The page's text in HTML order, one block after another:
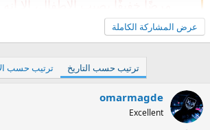
مرضًا خفيفًا يصيب الأطفال، إلا
مضاعفات خطيرة في بعض الحالات،
الرضع، كبار السن، والأشخاص ذوي
عرض المشاركة الكاملة
ترتيب حسب التاريخ ترتيب حسب
omarmagde
Excellent